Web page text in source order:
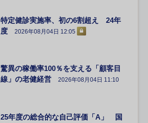
特定健診実施率、初の6割超え 24年
度
2026年08月04日 12:05
驚異の稼働率100％を支える「顧客目
線」の老健経営
2026年08月04日 11:10
25年度の総合的な自己評価「A」 国